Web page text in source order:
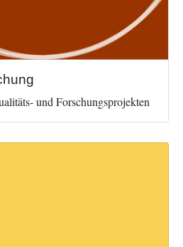
und Forschungsprojekten